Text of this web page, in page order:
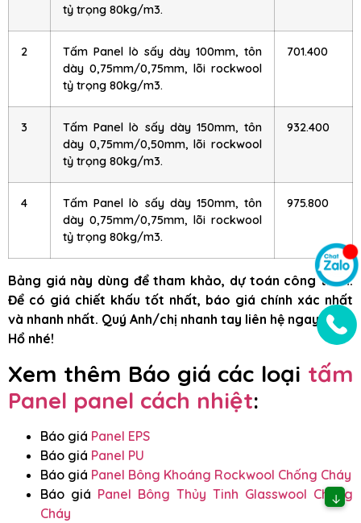
tỷ trọng 80kg/m3.
2
Tấm Panel lò sấy dày 100mm, tôn
dày 0,75mm/0,75mm, lõi rockwool
tỷ trọng 80kg/m3.
701.400
3
Tấm Panel lò sấy dày 150mm, tôn
dày 0,75mm/0,50mm, lõi rockwool
tỷ trọng 80kg/m3.
932.400
4
Tấm Panel lò sấy dày 150mm, tôn
dày 0,75mm/0,75mm, lõi rockwool
tỷ trọng 80kg/m3.
975.800
Bảng giá này dùng để tham khảo, dự toán công trình.
Để có giá chiết khấu tốt nhất, báo giá chính xác nhất
và nhanh nhất. Quý Anh/chị nhanh tay liên hệ ngay Triệu
Hổ nhé!
Xem thêm Báo giá các loại tấm
Panel panel cách nhiệt:
Báo giá Panel EPS
Báo giá Panel PU
Báo giá Panel Bông Khoáng Rockwool Chống Cháy
Báo giá Panel Bông Thủy Tinh Glasswool Chống
Cháy
↓